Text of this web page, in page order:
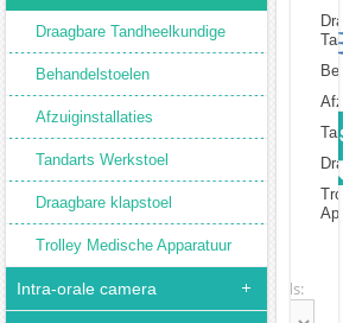
Draagbare Tandheelkundige
Behandelstoelen
Afzuiginstallaties
Tandarts Werkstoel
Draagbare klapstoel
Trolley Medische Apparatuur
Intra-orale camera Records:
Sort: